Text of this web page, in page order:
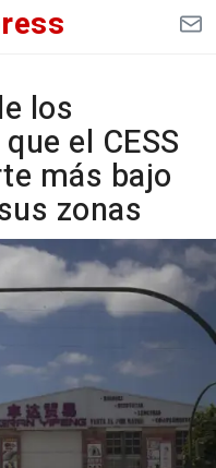
los
el CESS
más bajo
zonas